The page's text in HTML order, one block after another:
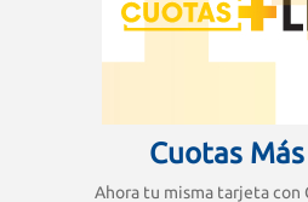
Cuotas
Ahora tu misma tarjeta con